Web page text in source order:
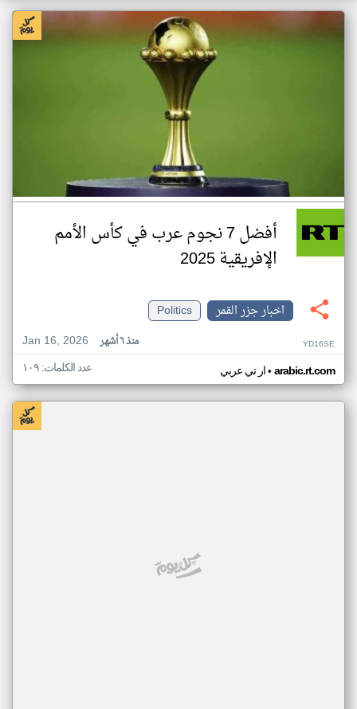
أفضل 7 نجوم عرب في كأس الأمم
الإفريقية 2025
اخبار جزر القمر
Politics
Jan 16, 2026
منذ ٦ أشهر YD16SE
ار تي عربي• arabic.rt.com عدد الكلمات: ١٠٩